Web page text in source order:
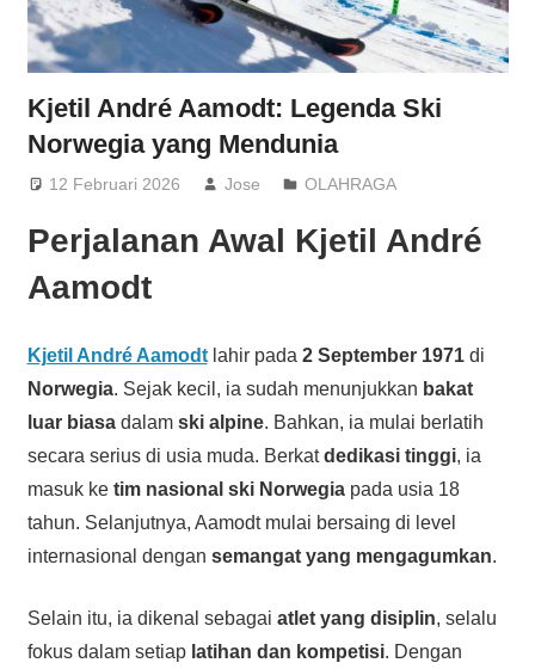
Kjetil André Aamodt: Legenda Ski
Norwegia yang Mendunia
12 Februari 2026 Jose OLAHRAGA
Perjalanan Awal Kjetil André
Aamodt
Kjetil André Aamodtlahir pada 2 September 1971di
Norwegia. Sejak kecil, ia sudah menunjukkan bakat
luar biasadalam ski alpine. Bahkan, ia mulai berlatih
secara serius di usia muda. Berkatdedikasi tinggi, ia
masuk ke tim nasional ski Norwegiapada usia 18
tahun. Selanjutnya, Aamodt mulai bersaing di level
internasional dengan semangat yang mengagumkan.
Selain itu, ia dikenal sebagai atlet yang disiplin, selalu
fokus dalam setiap latihan dan kompetisi. Dengan